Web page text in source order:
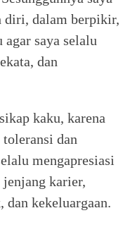
diri, dalam berpikir,
saya selalu
dan
kaku, karena
toleransi dan
mengapresiasi
jenjang karier,
dan kekeluargaan.